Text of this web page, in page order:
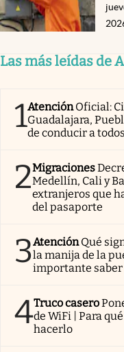
Las más leídas de
1AtenciónOficial:
Guadalajara,
de conducir a
2Migraciones
Medellín, Cali y
extranjeros que
del pasaporte
3AtenciónQué
la manija de la
importante saber
4Truco casero
de WiFi | Para
hacerlo